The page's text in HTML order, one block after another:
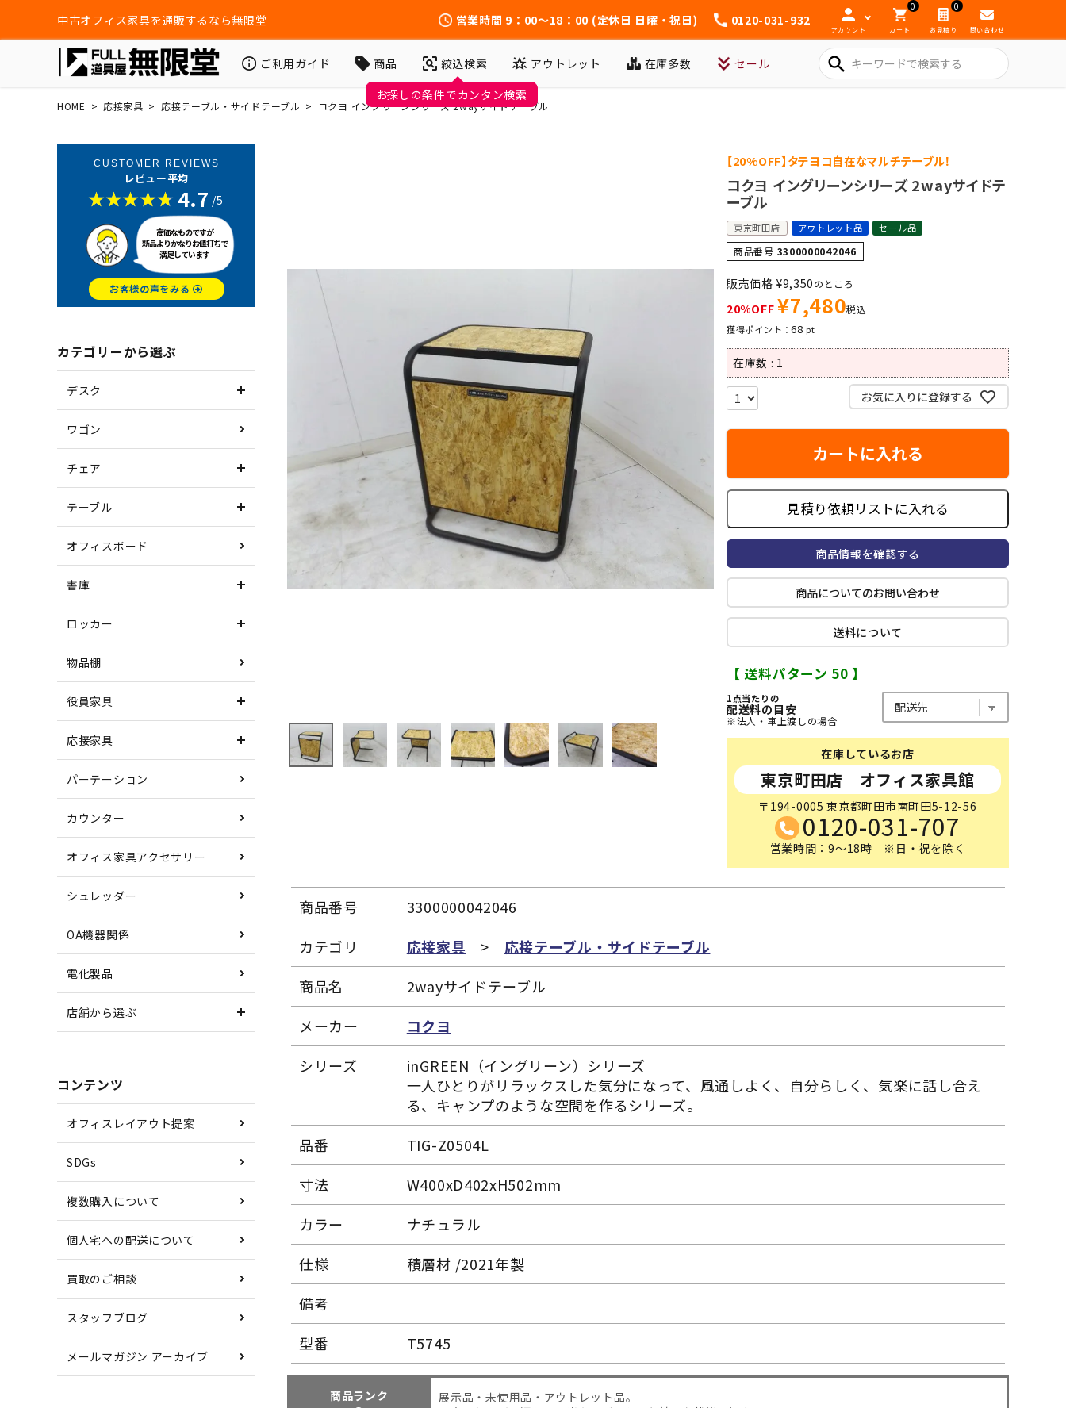
中古オフィス家具を通販するなら無限堂 営業時間 9：00～18：00 (定休日 日曜・祝日) 0120-031-932
アカウント
0
カート
0
お見積り 問い合わせ
ご利用ガイド 商品
絞込検索
お探しの条件でカンタン検索
アウトレット 在庫多数 セール search
HOME 応接家具 応接テーブル・サイドテーブル コクヨ イングリーンシリーズ 2wayサイドテーブル
CUSTOMER REVIEWS
レビュー平均
4.7 /5
高価なものですが
新品よりかなりお値打ちで
満足しています
お客様の声をみる
カテゴリーから選ぶ
デスク
ワゴン
チェア
テーブル
オフィスボード
書庫
ロッカー
物品棚
役員家具
応接家具
パーテーション
カウンター
オフィス家具アクセサリー
シュレッダー
OA機器関係
電化製品
店舗から選ぶ
コンテンツ
オフィスレイアウト提案
SDGs
複数購入について
個人宅への配送について
買取のご相談
スタッフブログ
メールマガジン アーカイブ
【20%OFF】タテヨコ自在なマルチテーブル！
コクヨ イングリーンシリーズ 2wayサイドテ
ーブル
東京町田店 アウトレット品 セール品
商品番号 3300000042046
販売価格 ¥9,350のところ
20%OFF ¥7,480税込
68
在庫数 1
お気に入りに登録する
カートに入れる
見積り依頼リストに入れる
商品情報を確認する
商品についてのお問い合わせ
送料について
【 送料パターン 50 】
1点当たりの
配送料の目安
※法人・車上渡しの場合
在庫しているお店
東京町田店 オフィス家具館
〒194-0005 東京都町田市南町田5-12-56
0120-031-707
営業時間：9～18時 ※日・祝を除く
商品番号
3300000042046
カテゴリ
応接家具 > 応接テーブル・サイドテーブル
商品名
2wayサイドテーブル
メーカー
コクヨ
シリーズ
inGREEN（イングリーン）シリーズ
一人ひとりがリラックスした気分になって、風通しよく、自分らしく、気楽に話し合え
る、キャンプのような空間を作るシリーズ。
品番
TIG-Z0504L
寸法
W400xD402xH502mm
カラー
ナチュラル
仕様
積層材 /2021年製
備考
型番
T5745
商品ランク
展示品・未使用品・アウトレット品。